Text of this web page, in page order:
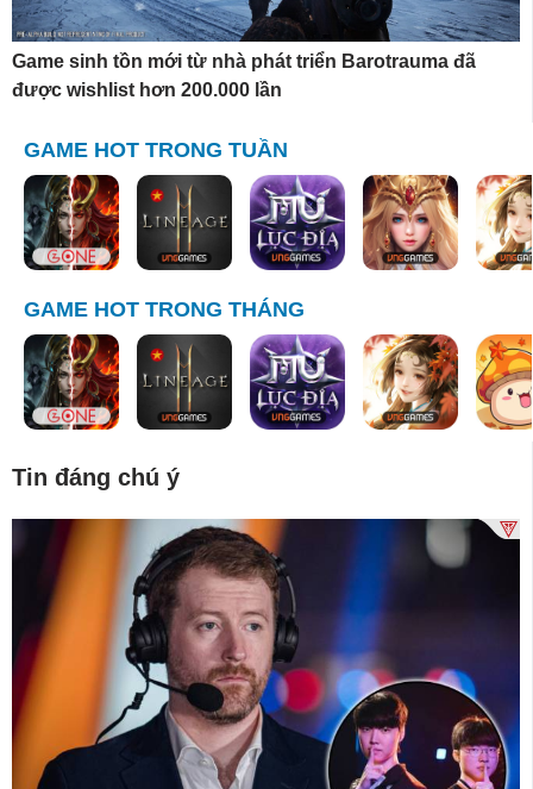
Game sinh tồn mới từ nhà phát triển Barotrauma đã
được wishlist hơn 200.000 lần
GAME HOT TRONG TUẦN
GAME HOT TRONG THÁNG
Tin đáng chú ý